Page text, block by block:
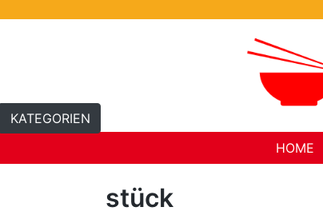
HOME
KATEGORIEN
stück